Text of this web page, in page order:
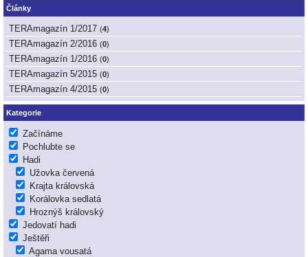
Články
TERAmagazín 1/2017 (4)
TERAmagazín 2/2016 (0)
TERAmagazín 1/2016 (0)
TERAmagazín 5/2015 (0)
TERAmagazín 4/2015 (0)
Kategorie
Začínáme
Pochlubte se
Hadi
Užovka červená
Krajta královská
Korálovka sedlatá
Hroznýš královský
Jedovatí hadi
Ještěři
Agama vousatá